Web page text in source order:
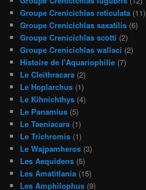
Groupe Crenicichlas reticulata (11)
Groupe Crenicichlas saxatilis (6)
Groupe Crenicichlas scotti (2)
Groupe Crenicichlas wallaci (2)
Histoire de l'Aquariophilie (7)
Le Cleithracara (2)
Le Hoplarchus (1)
Le Kihnichthys (4)
Le Panamius (5)
Le Taeniacara (1)
Le Trichromis (1)
Le Wajpamheros (3)
Les Aequidens (5)
Les Amatitlania (15)
Les Amphilophus (9)